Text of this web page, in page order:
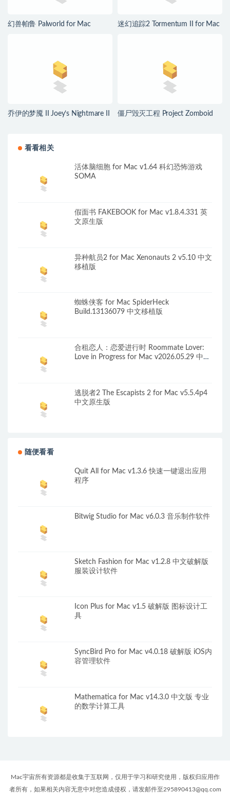
幻兽帕鲁 Palworld for Mac
迷幻追踪2 Tormentum II for Mac
乔伊的梦魇 II Joey’s Nightmare II
僵尸毁灭工程 Project Zomboid
看看相关
活体脑细胞 for Mac v1.64 科幻恐怖游戏
SOMA
假面书 FAKEBOOK for Mac v1.8.4.331 英
文原生版
异种航员2 for Mac Xenonauts 2 v5.10 中文
移植版
蜘蛛侠客 for Mac SpiderHeck
Build.13136079 中文移植版
合租恋人：恋爱进行时 Roommate Lover:
Love in Progress for Mac v2026.05.29 中文
逃脱者2 The Escapists 2 for Mac v5.5.4p4
中文原生版
随便看看
Quit All for Mac v1.3.6 快速一键退出应用
程序
Bitwig Studio for Mac v6.0.3 音乐制作软件
Sketch Fashion for Mac v1.2.8 中文破解版
服装设计软件
Icon Plus for Mac v1.5 破解版 图标设计工
具
SyncBird Pro for Mac v4.0.18 破解版 iOS内
容管理软件
Mathematica for Mac v14.3.0 中文版 专业
的数学计算工具
Mac宇宙所有资源都是收集于互联网，仅用于学习和研究使用，版权归应用作
者所有，如果相关内容无意中对您造成侵权，请发邮件至295890413@qq.com